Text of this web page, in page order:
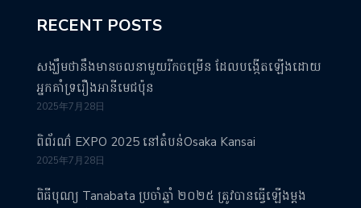
RECENT POSTS
សង្ឃឹមថានឹងមានចលនាមួយរីកចម្រើន ដែលបង្កើតឡើងដោយ
អ្នកគាំទ្ររឿងអានីមេជប៉ុន
2025年7月28日
ពិព័រណ៌ EXPO 2025 នៅតំបន់Osaka Kansai
2025年7月28日
ពិធីបុណ្យ Tanabata ប្រចាំឆ្នាំ ២០២៥ ត្រូវបានធ្វើឡើងម្តង